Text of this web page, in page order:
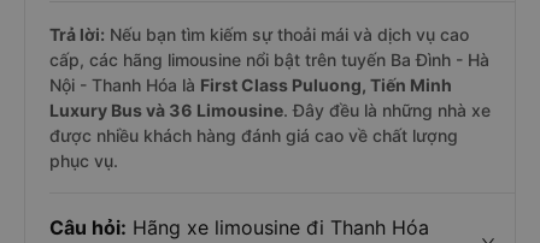
Trả lời: Nếu bạn tìm kiếm sự thoải mái và dịch vụ cao
cấp, các hãng limousine nổi bật trên tuyến Ba Đình - Hà
Nội - Thanh Hóa là First Class Puluong, Tiến Minh
Luxury Bus và 36 Limousine. Đây đều là những nhà xe
được nhiều khách hàng đánh giá cao về chất lượng
phục vụ.
Câu hỏi: Hãng xe limousine đi Thanh Hóa